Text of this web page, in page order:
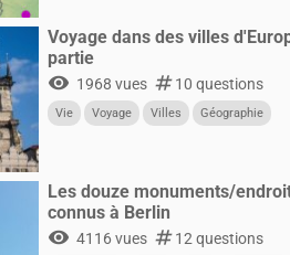
Voyage dans des villes
partie
visibility 1968 vues numbers10 questions
Vie Voyage Villes Géographie
Les douze monuments/
connus à Berlin
visibility 4116 vues numbers12 questions